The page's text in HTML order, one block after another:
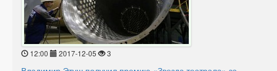
12:00 2017-12-05 3